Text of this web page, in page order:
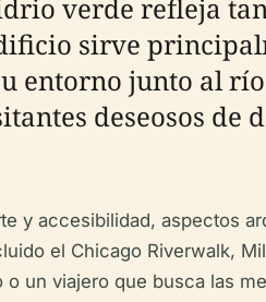
verde refleja
sirve
entorno junto al
deseosos
y accesibilidad, aspectos
el Chicago Riverwalk,
un viajero que busca las